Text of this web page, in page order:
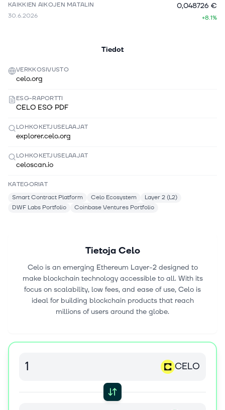
KAIKKIEN AIKOJEN MATALIN
30.6.2026
0,048726 €
+8.1%
Tiedot
VERKKOSIVUSTO
celo.org
ESG-RAPORTTI
CELO ESG PDF
LOHKOKETJUSELAAJAT
explorer.celo.org
LOHKOKETJUSELAAJAT
celoscan.io
KATEGORIAT
Smart Contract Platform
Celo Ecosystem
Layer 2 (L2)
DWF Labs Portfolio
Coinbase Ventures Portfolio
Tietoja Celo
Celo is an emerging Ethereum Layer-2 designed to
make blockchain technology accessible to all. With its
focus on scalability, low fees, and ease of use, Celo is
ideal for building blockchain products that reach
millions of users around the globe.
CELO